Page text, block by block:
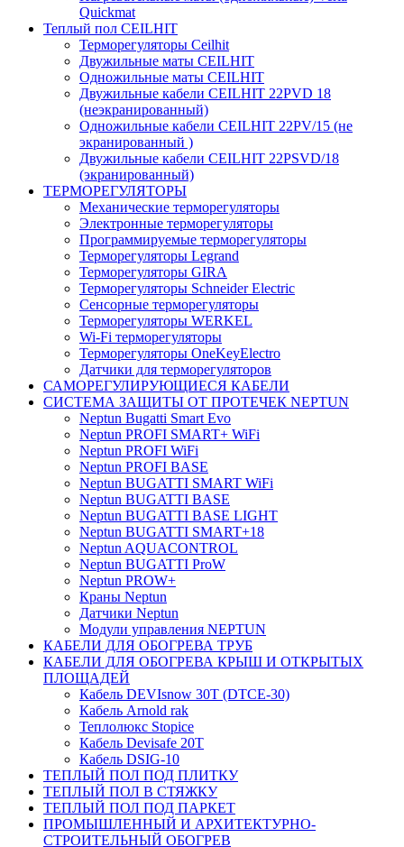
Quickmat
Теплый пол CEILHIT
Терморегуляторы Ceilhit
Двужильные маты CEILHIT
Одножильные маты CEILHIT
Двужильные кабели CEILHIT 22PVD 18
(неэкранированный)
Одножильные кабели CEILHIT 22PV/15 (не
экранированный )
Двужильные кабели CEILHIT 22PSVD/18
(экранированный)
ТЕРМОРЕГУЛЯТОРЫ
Механические терморегуляторы
Электронные терморегуляторы
Программируемые терморегуляторы
Терморегуляторы Legrand
Терморегуляторы GIRA
Терморегуляторы Schneider Electric
Сенсорные терморегуляторы
Терморегуляторы WERKEL
Wi-Fi терморегуляторы
Терморегуляторы OneKeyElectro
Датчики для терморегуляторов
САМОРЕГУЛИРУЮЩИЕСЯ КАБЕЛИ
СИСТЕМА ЗАЩИТЫ ОТ ПРОТЕЧЕК NEPTUN
Neptun Bugatti Smart Evo
Neptun PROFI SMART+ WiFi
Neptun PROFI WiFi
Neptun PROFI BASE
Neptun BUGATTI SMART WiFi
Neptun BUGATTI BASE
Neptun BUGATTI BASE LIGHT
Neptun BUGATTI SMART+18
Neptun AQUACONTROL
Neptun BUGATTI ProW
Neptun PROW+
Краны Neptun
Датчики Neptun
Модули управления NEPTUN
КАБЕЛИ ДЛЯ ОБОГРЕВА ТРУБ
КАБЕЛИ ДЛЯ ОБОГРЕВА КРЫШ И ОТКРЫТЫХ
ПЛОЩАДЕЙ
Кабель DEVIsnow 30Т (DTCE-30)
Кабель Arnold rak
Теплолюкс Stopice
Кабель Devisafe 20T
Кабель DSIG-10
ТЕПЛЫЙ ПОЛ ПОД ПЛИТКУ
ТЕПЛЫЙ ПОЛ В СТЯЖКУ
ТЕПЛЫЙ ПОЛ ПОД ПАРКЕТ
ПРОМЫШЛЕННЫЙ И АРХИТЕКТУРНО-
СТРОИТЕЛЬНЫЙ ОБОГРЕВ